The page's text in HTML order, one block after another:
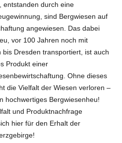
entstanden durch eine
sind Bergwiesen auf
angewiesen. Das dabei
vor 100 Jahren noch mit
Dresden transportiert, ist auch
Produkt einer
Ohne dieses
die Vielfalt der Wiesen verloren –
hochwertiges Bergwiesenheu!
und Produktnachfrage
hier für den Erhalt der